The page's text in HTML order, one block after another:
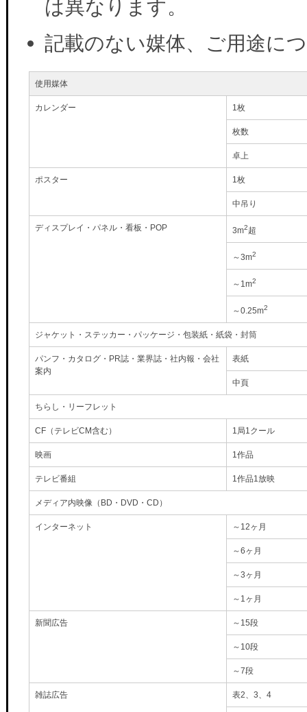
は異なります。
記載のない媒体、ご用途に
使用媒体
カレンダー 1枚
枚数
卓上
ポスター 1枚
中吊り
ディスプレイ・パネル・看板・POP 3m2超
～3m2
～1m2
～0.25m2
ジャケット・ステッカー・パッケージ・包装紙・紙袋・封筒
パンフ・カタログ・PR誌・業界誌・社内報・会社
案内
表紙
中頁
ちらし・リーフレット
CF（テレビCM含む） 1局1クール
映画 1作品
テレビ番組 1作品1放映
メディア内映像（BD・DVD・CD）
インターネット ～12ヶ月
～6ヶ月
～3ヶ月
～1ヶ月
新聞広告 ～15段
～10段
～7段
雑誌広告 表2、3、4